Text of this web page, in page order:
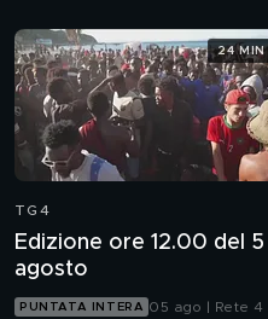
TG4
Edizione ore 12.00 del 5
agosto
PUNTATA INTERA 05 ago | Rete 4
24 MIN